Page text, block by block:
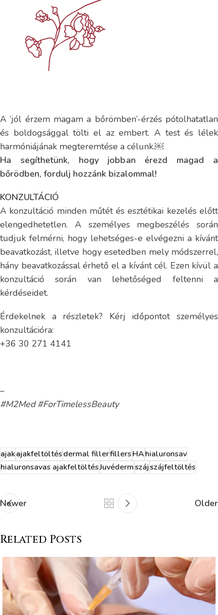
A ‘jól érzem magam a bőrömben’-érzés pótolhatatlan
és boldogsággal tölti el az embert. A test és lélek
harmóniájának megteremtése a célunk.￼
Ha segíthetünk, hogy jobban érezd magad a
bőrödben, fordulj hozzánk bizalommal!
KONZULTÁCIÓ
A konzultáció minden műtét és esztétikai kezelés előtt
elengedhetetlen. A személyes megbeszélés során
tudjuk felmérni, hogy lehetséges-e elvégezni a kívánt
beavatkozást, illetve hogy esetedben mely módszerrel,
hány beavatkozással érhető el a kívánt cél. Ezen kívül a
konzultáció során van lehetőséged feltenni a
kérdéseidet.
Érdekelnek a részletek? Kérj időpontot személyes
konzultációra:
+36 30 271 4141
–
#M2Med #ForTimelessBeauty
ajakajakfeltöltésdermal fillerfillersHAhialuronsav
hialuronsavas ajakfeltöltésJuvédermszájszájfeltöltés
Newer Older
Related Posts